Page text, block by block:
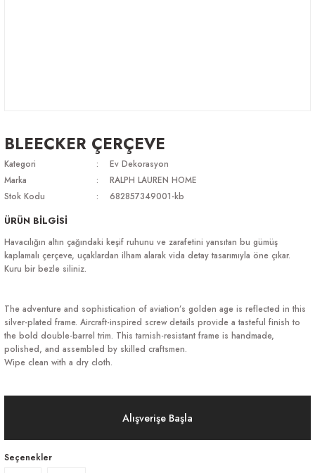
BLEECKER ÇERÇEVE
Kategori
Ev Dekorasyon
Marka
RALPH LAUREN HOME
Stok Kodu
682857349001-kb
ÜRÜN BİLGİSİ
Havacılığın altın çağındaki keşif ruhunu ve zarafetini yansıtan bu gümüş
kaplamalı çerçeve, uçaklardan ilham alarak vida detay tasarımıyla öne çıkar.
Kuru bir bezle siliniz.
The adventure and sophistication of aviation’s golden age is reflected in this
silver-plated frame. Aircraft-inspired screw details provide a tasteful finish to
the bold double-barrel trim. This tarnish-resistant frame is handmade,
polished, and assembled by skilled craftsmen.
Wipe clean with a dry cloth.
Alışverişe Başla
Seçenekler